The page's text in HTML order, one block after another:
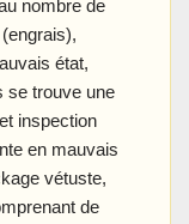
nombre de
état,
se trouve une
inspection
en mauvais
vétuste,
de